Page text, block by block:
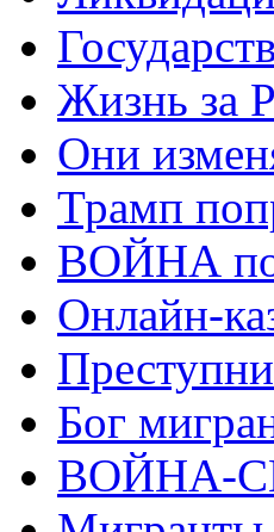
Жизнь за
Они
Трамп
ВОЙНА
Онлайн-
Бог
ВОЙНА-